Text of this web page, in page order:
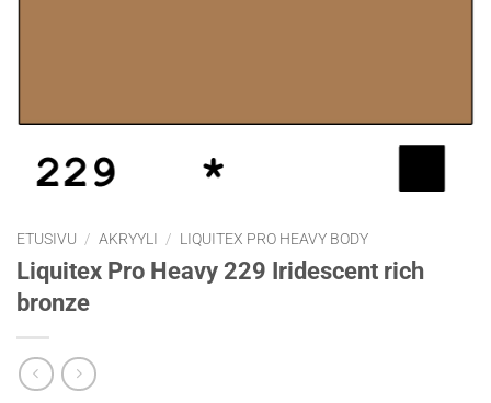
ETUSIVU / AKRYYLI / LIQUITEX PRO HEAVY BODY
Liquitex Pro Heavy 229 Iridescent rich
bronze